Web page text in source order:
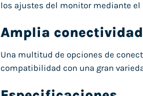
los ajustes del monitor mediante el
Amplia conectividad
Una multitud de opciones de
compatibilidad con una gran